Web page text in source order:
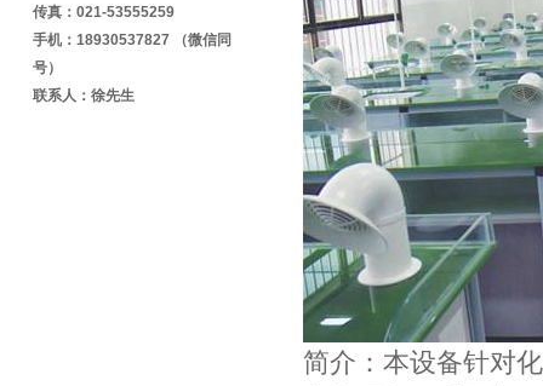
简介：本设备针对
传真：021-53555259
手机：18930537827 （微信同
号）
联系人：徐先生